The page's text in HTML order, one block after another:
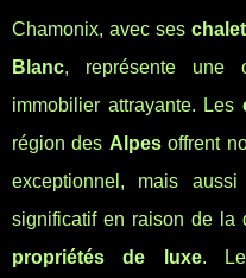
Chamonix, avec ses
Blanc, représente une
immobilier attrayante. Les
région des Alpesoffrent
exceptionnel, mais
significatif en raison de la
propriétés de luxe.